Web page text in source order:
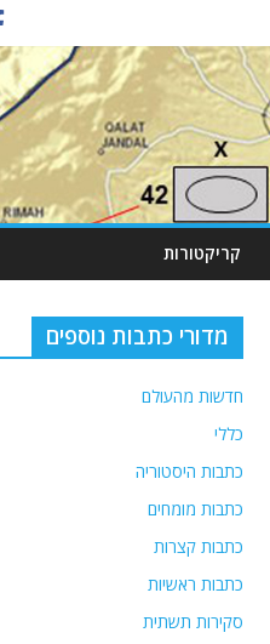
קריקטורות
מדורי כתבות נוספים
חדשות מהעולם
כללי
כתבות היסטוריה
כתבות מומחים
כתבות קצרות
כתבות ראשיות
סקירות תשתית